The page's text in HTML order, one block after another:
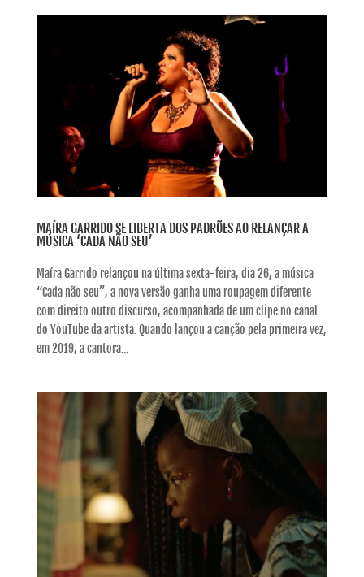
MAÍRA GARRIDO SE LIBERTA DOS PADRÕES AO RELANÇAR A
MÚSICA ‘CADA NÃO SEU’
Maíra Garrido relançou na última sexta-feira, dia 26, a música
“Cada não seu”, a nova versão ganha uma roupagem diferente
com direito outro discurso, acompanhada de um clipe no canal
do YouTube da artista. Quando lançou a canção pela primeira vez,
em 2019, a cantora...